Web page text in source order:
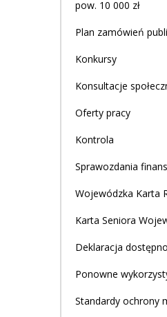
pow. 10 000 zł
Plan zamówień
Konkursy
Konsultacje
Oferty pracy
Kontrola
Sprawozdania
Wojewódzka Karta
Karta Seniora
Deklaracja
Ponowne
Standardy ochrony